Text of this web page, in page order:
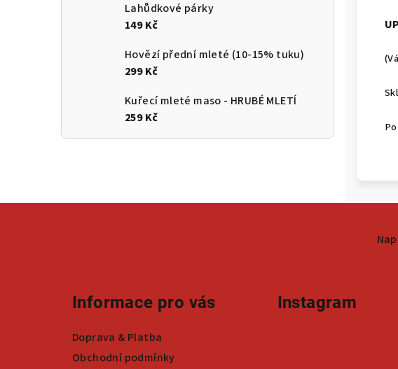
Lahůdkové párky
149 Kč
Hovězí přední mleté (10-15% tuku)
299 Kč
Kuřecí mleté maso - HRUBÉ MLETÍ
259 Kč
Informace pro vás
Doprava & Platba
Obchodní podmínky
Instagram